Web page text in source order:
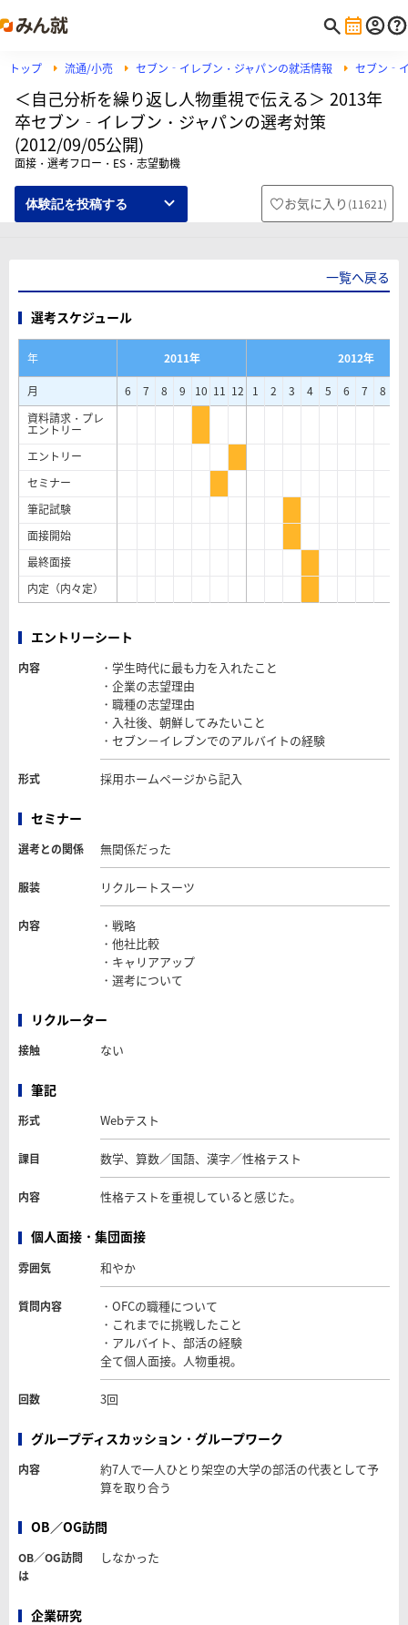
トップ 流通/小売 セブン‐イレブン・ジャパンの就活情報 セブン‐
＜自己分析を繰り返し人物重視で伝える＞ 2013年
卒セブン‐イレブン・ジャパンの選考対策
(2012/09/05公開)
面接・選考フロー・ES・志望動機
体験記を投稿する お気に入り (11621)
一覧へ戻る
選考スケジュール
年 2011年
2012年
月
6 7 8 9 10 11 12 1 2 3 4 5 6 7 8
資料請求・プレ
エントリー
エントリー
セミナー
筆記試験
面接開始
最終面接
内定（内々定）
エントリーシート
内容
・学生時代に最も力を入れたこと
・企業の志望理由
・職種の志望理由
・入社後、朝鮮してみたいこと
・セブン－イレブンでのアルバイトの経験
形式 採用ホームページから記入
セミナー
選考との関係 無関係だった
服装 リクルートスーツ
内容
・戦略
・他社比較
・キャリアアップ
・選考について
リクルーター
接触 ない
筆記
形式 Webテスト
課目 数学、算数／国語、漢字／性格テスト
内容 性格テストを重視していると感じた。
個人面接・集団面接
雰囲気 和やか
質問内容
・OFCの職種について
・これまでに挑戦したこと
・アルバイト、部活の経験
全て個人面接。人物重視。
回数 3回
グループディスカッション・グループワーク
内容
約7人で一人ひとり架空の大学の部活の代表として予
算を取り合う
OB／OG訪問
OB／OG訪問
は
しなかった
企業研究